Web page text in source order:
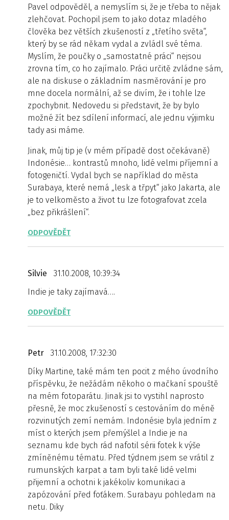
Pavel odpověděl, a nemyslím si, že je třeba to nějak
zlehčovat. Pochopil jsem to jako dotaz mladého
člověka bez větších zkušeností z „třetího světa“,
který by se rád někam vydal a zvládl své téma.
Myslím, že poučky o „samostatné práci“ nejsou
zrovna tím, co ho zajímalo. Práci určitě zvládne sám,
ale na diskuse o základním nasměrování je pro
mne docela normální, až se divím, že i tohle lze
zpochybnit. Nedovedu si představit, že by bylo
možné žít bez sdílení informací, ale jednu výjimku
tady asi máme.
Jinak, můj tip je (v mém případě dost očekávaně)
Indonésie… kontrastů mnoho, lidé velmi příjemní a
fotogeničtí. Vydal bych se například do města
Surabaya, které nemá „lesk a třpyt“ jako Jakarta, ale
je to velkoměsto a život tu lze fotografovat zcela
„bez přikrášlení“.
ODPOVĚDĚT
Silvie
31.10.2008, 10:39:34
Indie je taky zajímavá….
ODPOVĚDĚT
Petr
31.10.2008, 17:32:30
Díky Martine, také mám ten pocit z mého úvodního
příspěvku, že nežádám někoho o mačkaní spouště
na mém fotoparátu. Jinak jsi to vystihl naprosto
přesně, že moc zkušeností s cestováním do méně
rozvinutých zemí nemám. Indonésie byla jedním z
míst o kterých jsem přemýšlel a Indie je na
seznamu kde bych rád nafotil sérii fotek k výše
zmíněnému tématu. Před týdnem jsem se vrátil z
rumunských karpat a tam byli také lidé velmi
přijemní a ochotni k jakékoliv komunikaci a
zapózování před foťákem. Surabayu pohledam na
netu. Diky